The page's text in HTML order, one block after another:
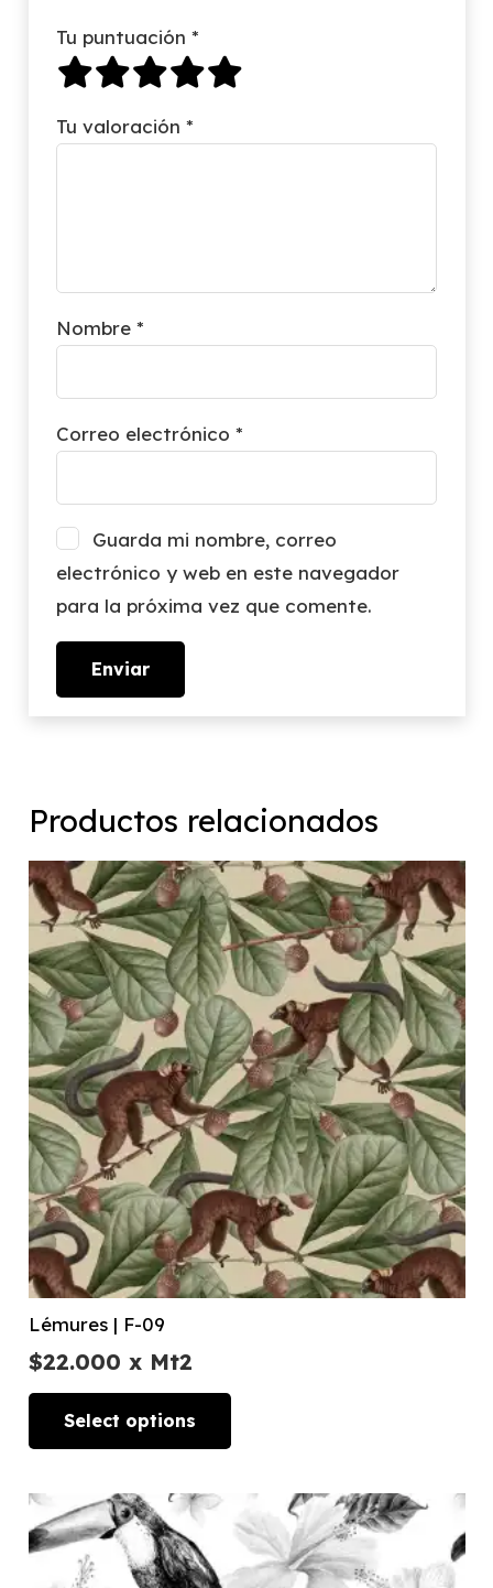
Tu puntuación *
Tu valoración *
Nombre *
Correo electrónico *
Guarda mi nombre, correo
electrónico y web en este navegador
para la próxima vez que comente.
Productos relacionados
Lémures | F-09
$22.000 x Mt2
Select options